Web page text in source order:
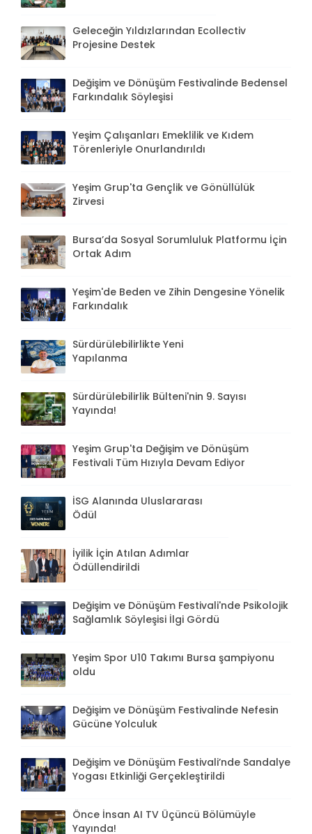
Geleceğin Yıldızlarından Ecollectiv
Projesine Destek
Değişim ve Dönüşüm Festivalinde Bedensel
Farkındalık Söyleşisi
Yeşim Çalışanları Emeklilik ve Kıdem
Törenleriyle Onurlandırıldı
Yeşim Grup'ta Gençlik ve Gönüllülük
Zirvesi
Bursa’da Sosyal Sorumluluk Platformu İçin
Ortak Adım
Yeşim'de Beden ve Zihin Dengesine Yönelik
Farkındalık
Sürdürülebilirlikte Yeni
Yapılanma
Sürdürülebilirlik Bülteni'nin 9. Sayısı
Yayında!
Yeşim Grup'ta Değişim ve Dönüşüm
Festivali Tüm Hızıyla Devam Ediyor
İSG Alanında Uluslararası
Ödül
İyilik İçin Atılan Adımlar
Ödüllendirildi
Değişim ve Dönüşüm Festivali'nde Psikolojik
Sağlamlık Söyleşisi İlgi Gördü
Yeşim Spor U10 Takımı Bursa şampiyonu
oldu
Değişim ve Dönüşüm Festivalinde Nefesin
Gücüne Yolculuk
Değişim ve Dönüşüm Festivali’nde Sandalye
Yogası Etkinliği Gerçekleştirildi
Önce İnsan AI TV Üçüncü Bölümüyle
Yayında!